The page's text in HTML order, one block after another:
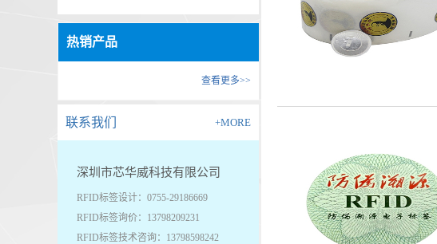
热销产品
查看更多>>
联系我们 +MORE
深圳市芯华威科技有限公司
RFID标签设计：0755-29186669
RFID标签询价：13798209231
RFID标签技术咨询：13798598242